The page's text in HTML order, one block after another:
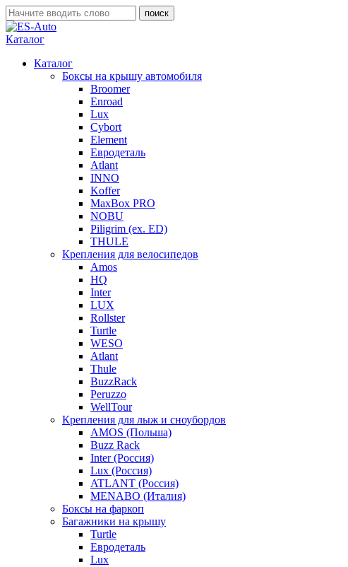
Каталог
Каталог
Боксы на крышу автомобиля
Broomer
Enroad
Lux
Cybort
Element
Евродеталь
Atlant
INNO
Koffer
MaxBox PRO
NOBU
Piligrim (ex. ED)
THULE
Крепления для велосипедов
Amos
HQ
Inter
LUX
Rollster
Turtle
WESO
Atlant
Thule
BuzzRack
Peruzzo
WellTour
Крепления для лыж и сноубордов
AMOS (Польша)
Buzz Rack
Inter (Россия)
Lux (Россия)
ATLANT (Россия)
MENABO (Италия)
Боксы на фаркоп
Багажники на крышу
Turtle
Евродеталь
Lux